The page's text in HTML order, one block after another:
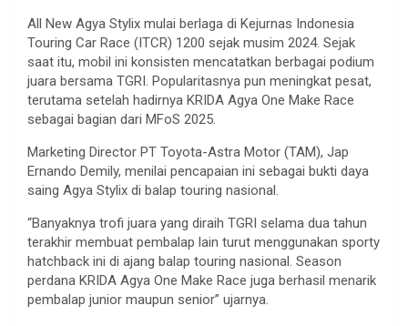
All New Agya Stylix mulai berlaga di Kejurnas Indonesia
Touring Car Race (ITCR) 1200 sejak musim 2024. Sejak
saat itu, mobil ini konsisten mencatatkan berbagai podium
juara bersama TGRI. Popularitasnya pun meningkat pesat,
terutama setelah hadirnya KRIDA Agya One Make Race
sebagai bagian dari MFoS 2025.
Marketing Director PT Toyota-Astra Motor (TAM), Jap
Ernando Demily, menilai pencapaian ini sebagai bukti daya
saing Agya Stylix di balap touring nasional.
“Banyaknya trofi juara yang diraih TGRI selama dua tahun
terakhir membuat pembalap lain turut menggunakan sporty
hatchback ini di ajang balap touring nasional. Season
perdana KRIDA Agya One Make Race juga berhasil menarik
pembalap junior maupun senior” ujarnya.